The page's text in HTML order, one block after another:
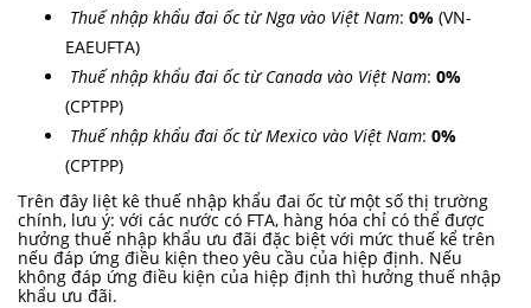
Thuế nhập khẩu đai ốctừ Nga vào Việt Nam: 0% (VN-
EAEUFTA)
Thuế nhập khẩu đai ốctừ Canada vào Việt Nam: 0%
(CPTPP)
Thuế nhập khẩu đai ốctừ Mexico vào Việt Nam: 0%
(CPTPP)
Trên đây liệt kê thuế nhập khẩu đai ốc từ một số thị trường
chính, lưu ý: với các nước có FTA, hàng hóa chỉ có thể được
hưởng thuế nhập khẩu ưu đãi đặc biệt với mức thuế kể trên
nếu đáp ứng điều kiện theo yêu cầu của hiệp định. Nếu
không đáp ứng điều kiện của hiệp định thì hưởng thuế nhập
khẩu ưu đãi.